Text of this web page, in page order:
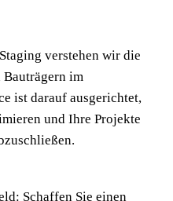
verstehen wir die
im
ist darauf ausgerichtet,
und Ihre Projekte
Schaffen Sie einen